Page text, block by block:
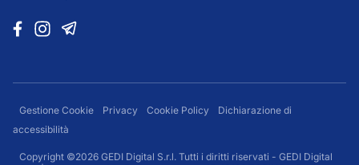
Gestione Cookie Privacy Cookie Policy
Dichiarazione di
accessibilità
Copyright ©2026 GEDI Digital S.r.l. Tutti i diritti riservati - GEDI Digital